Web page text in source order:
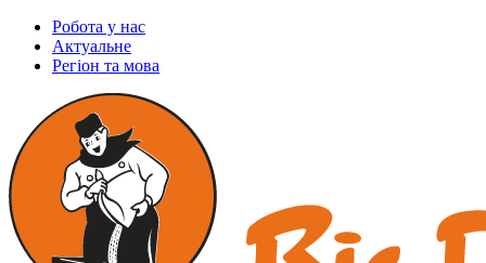
Робота у нас
Актуальне
Регіон та мова